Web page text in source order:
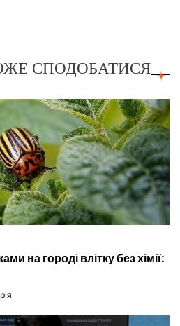
СПОДОБАТИСЯ
на городі влітку без хімії: